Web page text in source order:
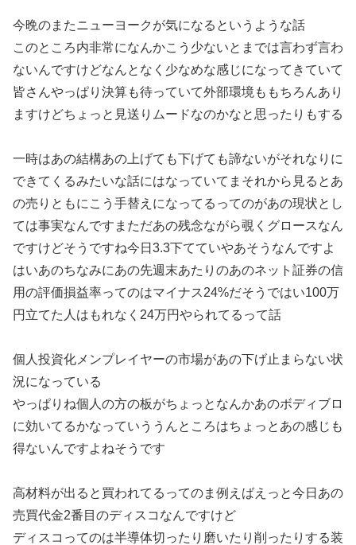
今晩のまたニューヨークが気になるというような話
このところ内非常になんかこう少ないとまでは言わず言わ
ないんですけどなんとなく少なめな感じになってきていて
皆さんやっぱり決算も待っていて外部環境ももちろんあり
ますけどちょっと見送りムードなのかなと思ったりもする
一時はあの結構あの上げても下げても諦ないがそれなりに
できてくるみたいな話にはなっていてまそれから見るとあ
の売りともにこう手替えになってるってのがあの現状とし
ては事実なんですまただあの残念ながら覗くグロースなん
ですけどそうですね今日3.3下てていやあそうなんですよ
はいあのちなみにあの先週末あたりのあのネット証券の信
用の評価損益率ってのはマイナス24%だそうではい100万
円立てた人はもれなく24万円やられてるって話
個人投資化メンプレイヤーの市場があの下げ止まらない状
況になっている
やっぱりね個人の方の板がちょっとなんかあのボディブロ
に効いてるかなっていううんところはちょっとあの感じも
得ないんですよねそうです
高材料が出ると買われてるってのま例えばえっと今日あの
売買代金2番目のディスコなんですけど
ディスコってのは半導体切ったり磨いたり削ったりする装